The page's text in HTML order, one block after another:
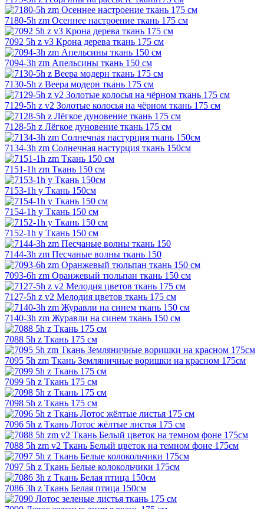
7180-5h zm Осеннее настроение ткань 175 см
7092 5h z v3 Крона дерева ткань 175 см
7094-3h zm Апельсины ткань 150 см
7130-5h z Веера модерн ткань 175 см
7129-5h z v2 Золотые колосья на чёрном ткань 175 см
7128-5h z Лёгкое дуновение ткань 175 см
7134-3h zm Солнечная настурция ткань 150см
7151-1h zm Ткань 150 см
7153-1h y Ткань 150см
7154-1h y Ткань 150 см
7152-1h y Ткань 150 см
7144-3h zm Песчаные волны ткань 150
7093-6h zm Оранжевый тюльпан ткань 150 см
7127-5h z v2 Мелодия цветов ткань 175 см
7140-3h zm Журавли на синем ткань 150 см
7088 5h z Ткань 175 см
7095 5h zm Ткань Земляничные воришки на красном 175см
7099 5h z Ткань 175 см
7098 5h z Ткань 175 см
7096 5h z Ткань Лотос жёлтые листья 175 см
7088 5h zm v2 Ткань Белый цветок на темном фоне 175см
7097 5h z Ткань Белые колокольчики 175см
7086 3h z Ткань Белая птица 150см